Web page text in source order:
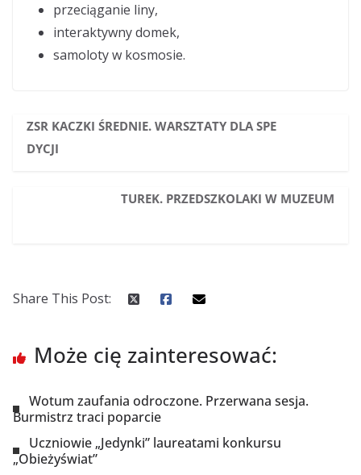
przeciąganie liny,
interaktywny domek,
samoloty w kosmosie.
ZSR KACZKI ŚREDNIE. WARSZTATY DLA SPE
DYCJI
TUREK. PRZEDSZKOLAKI W MUZEUM
Share This Post:
Może cię zainteresować:
Wotum zaufania odroczone. Przerwana sesja.
Burmistrz traci poparcie
Uczniowie „Jedynki” laureatami konkursu
„Obieżyświat”